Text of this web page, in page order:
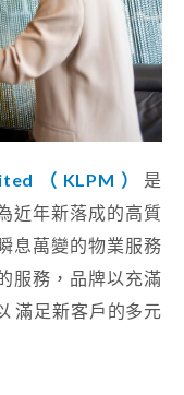
（KLPM） 是
近年新落成的高質
息萬變的物業服務
服務，品牌以充滿
滿足新客戶的多元